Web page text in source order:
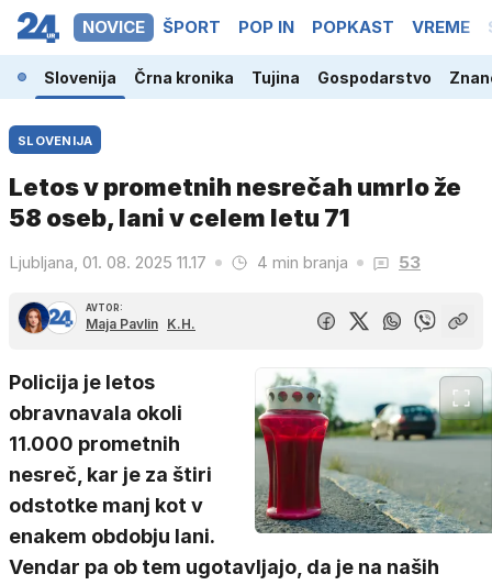
NOVICE ŠPORT POP IN POPKAST VREME
Slovenija Črna kronika Tujina Gospodarstvo
SLOVENIJA
Letos v prometnih nesrečah umrlo že
58 oseb, lani v celem letu 71
Ljubljana, 01. 08. 2025 11.17 4 min branja 53
AVTOR:
Maja Pavlin K.H.
Policija je letos
obravnavala okoli
11.000 prometnih
nesreč, kar je za štiri
odstotke manj kot v
enakem obdobju lani.
Vendar pa ob tem ugotavljajo, da je na naših